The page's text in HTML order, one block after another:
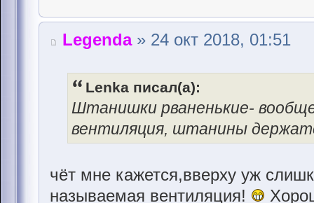
Legenda» 24 окт 2018, 01:51
Lenka писал(а):
Штанишки рваненькие-
вентиляция, штанины
чёт мне кажется,вверху уж
называемая вентиляция!